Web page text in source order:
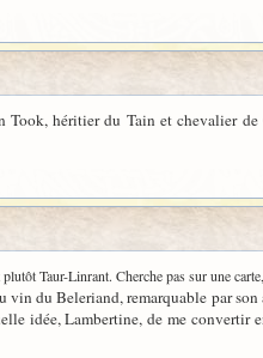
héritier du Tain et chevalier
Taur-Linrant. Cherche pas sur une
vin du Beleriand, remarquable par
idée, Lambertine, de me